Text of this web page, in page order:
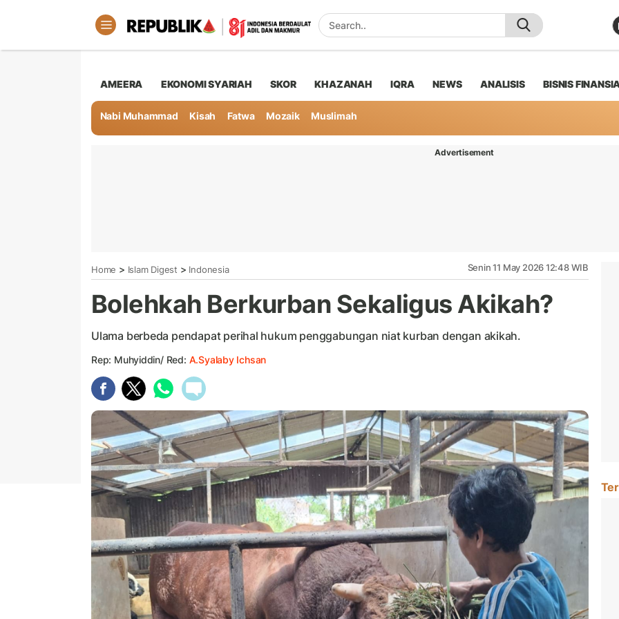
AMEERA EKONOMI SYARIAH SKOR KHAZANAH IQRA NEWS ANALISIS BISNIS
Nabi Muhammad Kisah Fatwa Mozaik Muslimah
Advertisement
Home > Islam Digest > Indonesia Senin 11 May 2026 12:48 WIB
Bolehkah Berkurban Sekaligus Akikah?
Ulama berbeda pendapat perihal hukum penggabungan niat kurban dengan akikah.
Rep: Muhyiddin/ Red: A.Syalaby Ichsan